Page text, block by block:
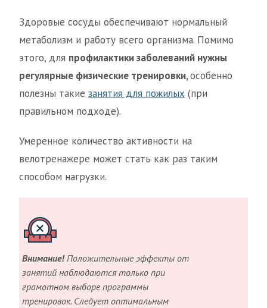
Здоровые сосуды обеспечивают нормальный
метаболизм и работу всего организма. Помимо
этого, для профилактики заболеваний нужны
регулярные физические тренировки,особенно
полезны такие занятия для пожилых (при
правильном подходе).
Умеренное количество активности на
велотренажере может стать как раз таким
способом нагрузки.
Внимание!Положительные эффекты от
занятий наблюдаются только при
грамотном выборе программы
тренировок. Следует оптимальным